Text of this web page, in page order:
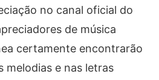
no canal oficial do
de música
certamente encontrarão
melodias e nas letras